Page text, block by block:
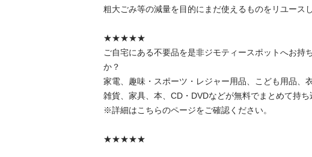
粗⼤ごみ等の減量を⽬的にまだ使えるものをリユース
★★★★★
ご自宅にある不要品を是非ジモティースポットへお持
か？
家電、趣味・スポーツ・レジャー用品、こども用品、
雑貨、家具、本、CD・DVDなどが無料でまとめて持ち
※詳細はこちらのページをご確認ください。
★★★★★